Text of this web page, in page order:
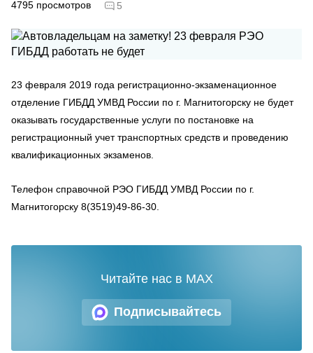
4795 просмотров 5
23 февраля 2019 года регистрационно-экзаменационное
отделение ГИБДД УМВД России по г. Магнитогорску не будет
оказывать государственные услуги по постановке на
регистрационный учет транспортных средств и проведению
квалификационных экзаменов.
Телефон справочной РЭО ГИБДД УМВД России по г.
Магнитогорску 8(3519)49-86-30.
Подписывайтесь
Читайте нас в MAX